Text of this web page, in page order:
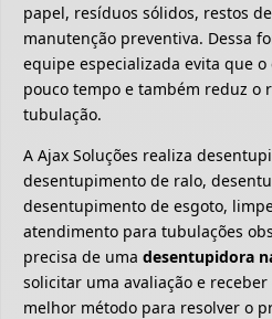
papel, resíduos sólidos, restos
manutenção preventiva. Dessa
equipe especializada evita que
pouco tempo e também reduz o
tubulação.
A Ajax Soluções realiza
desentupimento de ralo,
desentupimento de esgoto,
atendimento para tubulações
precisa de uma desentupidora
solicitar uma avaliação e
melhor método para resolver o